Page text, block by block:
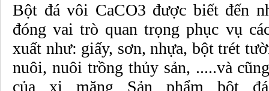
Bột đá vôi CaCO3 được biết đến
đóng vai trò quan trọng phục vụ
xuất như: giấy, sơn, nhựa, bột trét
nuôi, nuôi trồng thủy sản, .....và
của xi măng Sản phẩm bột